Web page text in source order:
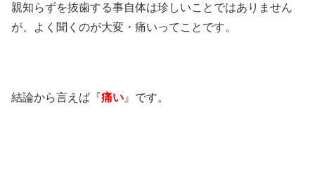
親知らずを抜歯する事自体は珍しいことではありません
が、よく聞くのが大変・痛いってことです。
結論から言えば『痛い 』です。